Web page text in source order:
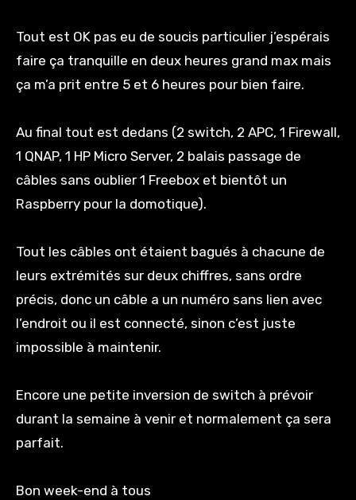
Tout est OK pas eu de soucis particulier j’espérais
faire ça tranquille en deux heures grand max mais
ça m’a prit entre 5 et 6 heures pour bien faire.
Au final tout est dedans (2 switch, 2 APC, 1 Firewall,
1 QNAP, 1 HP Micro Server, 2 balais passage de
câbles sans oublier 1 Freebox et bientôt un
Raspberry pour la domotique).
Tout les câbles ont étaient bagués à chacune de
leurs extrémités sur deux chiffres, sans ordre
précis, donc un câble a un numéro sans lien avec
l’endroit ou il est connecté, sinon c’est juste
impossible à maintenir.
Encore une petite inversion de switch à prévoir
durant la semaine à venir et normalement ça sera
parfait.
Bon week-end à tous